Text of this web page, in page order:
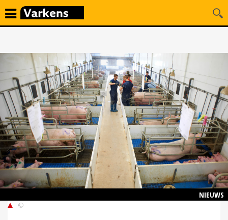
NIEUWS
©